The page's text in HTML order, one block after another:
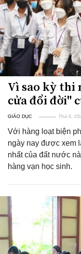
Vì sao kỳ thi
cửa đổi đời"
GIÁO DỤC Thứ 6,
Với hàng loạt biện
ngày nay được xem
nhất của đất nước
hàng vạn học sinh.